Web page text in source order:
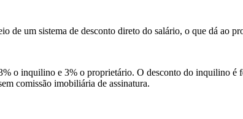
de um sistema de desconto direto do salário, o que dá ao
o inquilino e 3% o proprietário. O desconto do inquilino é
comissão imobiliária de assinatura.